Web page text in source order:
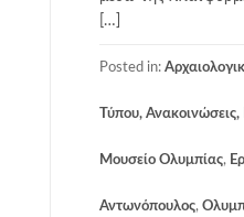
[…]
Posted in:
Τύπου,
Μουσείο Ολυμπίας,
Αντωνόπουλος,